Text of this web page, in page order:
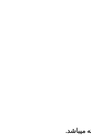
میباشد.